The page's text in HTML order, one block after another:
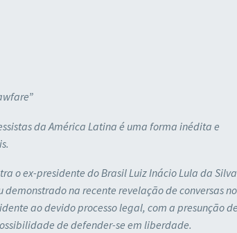
da América Latina é uma forma inédita e
o ex-presidente do Brasil Luiz Inácio Lula da
na recente revelação de conversas no
ao devido processo legal, com a presunção de
de defender-se em liberdade.